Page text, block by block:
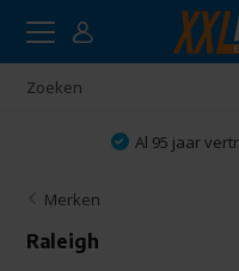
Al 95 jaar
Merken
Raleigh